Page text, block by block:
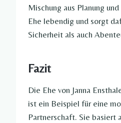
Mischung aus Planung
Ehe lebendig und sorgt
Sicherheit als auch
Fazit
Die Ehe von Janna
ist ein Beispiel für eine
Partnerschaft. Sie basiert